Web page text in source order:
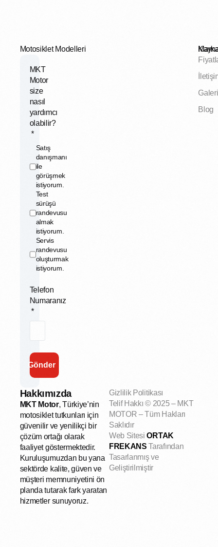
Motosiklet Modelleri
Galeri
Blog
MKT
Motor
size
nasıl
yardımcı
olabilir?
Satış
danışmanı
ile
görüşmek
istiyorum.
Test
sürüşü
randevusu
almak
istiyorum.
Servis
randevusu
oluşturmak
istiyorum.
Telefon
Numaranız
Gönder
Hakkımızda
MKT Motor, Türkiye’nin
motosiklet tutkunları için
güvenilir ve yenilikçi bir
çözüm ortağı olarak
faaliyet göstermektedir.
Kuruluşumuzdan bu yana
sektörde kalite, güven ve
müşteri memnuniyetini ön
planda tutarak fark yaratan
hizmetler sunuyoruz.
Gizlilik Politikası
Telif Hakkı© 2025 – MKT
MOTOR – Tüm Hakları
Saklıdır
Web SitesiORTAK
FREKANS Tarafından
Tasarlanmış ve
Geliştirilmiştir